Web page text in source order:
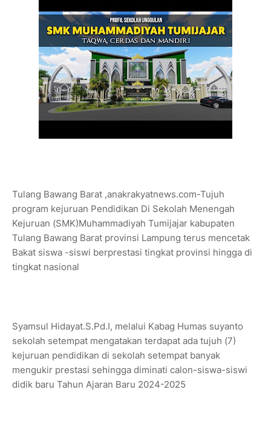
Tulang Bawang Barat ,anakrakyatnews.com-Tujuh
program kejuruan Pendidikan Di Sekolah Menengah
Kejuruan (SMK)Muhammadiyah Tumijajar kabupaten
Tulang Bawang Barat provinsi Lampung terus mencetak
Bakat siswa -siswi berprestasi tingkat provinsi hingga di
tingkat nasional
Syamsul Hidayat.S.Pd.I, melalui Kabag Humas suyanto
sekolah setempat mengatakan terdapat ada tujuh (7)
kejuruan pendidikan di sekolah setempat banyak
mengukir prestasi sehingga diminati calon-siswa-siswi
didik baru Tahun Ajaran Baru 2024-2025